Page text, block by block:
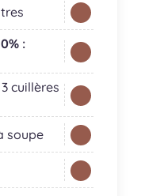
:
3 cuillères
soupe